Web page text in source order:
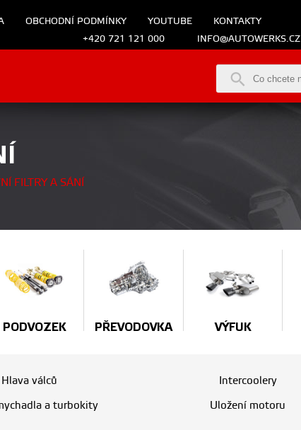
OBCHODNÍ PODMÍNKY YOUTUBE
KONTAKTY
+420 721 121 000
INFO@AUTOWERKS.CZ
FILTRY A SÁNÍ
PODVOZEK PŘEVODOVKA VÝFUK
Hlava válců Intercoolery
a turbokity Uložení motoru